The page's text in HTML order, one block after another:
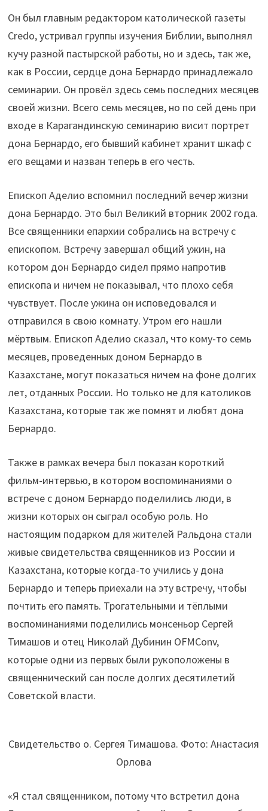
Он был главным редактором католической газеты
Credo, устривал группы изучения Библии, выполнял
кучу разной пастырской работы, но и здесь, так же,
как в России, сердце дона Бернардо принадлежало
семинарии. Он провёл здесь семь последних месяцев
своей жизни. Всего семь месяцев, но по сей день при
входе в Карагандинскую семинарию висит портрет
дона Бернардо, его бывший кабинет хранит шкаф с
его вещами и назван теперь в его честь.
Епископ Аделио вспомнил последний вечер жизни
дона Бернардо. Это был Великий вторник 2002 года.
Все священники епархии собрались на встречу с
епископом. Встречу завершал общий ужин, на
котором дон Бернардо сидел прямо напротив
епископа и ничем не показывал, что плохо себя
чувствует. После ужина он исповедовался и
отправился в свою комнату. Утром его нашли
мёртвым. Епископ Аделио сказал, что кому-то семь
месяцев, проведенных доном Бернардо в
Казахстане, могут показаться ничем на фоне долгих
лет, отданных России. Но только не для католиков
Казахстана, которые так же помнят и любят дона
Бернардо.
Также в рамках вечера был показан короткий
фильм-интервью, в котором воспоминаниями о
встрече с доном Бернардо поделились люди, в
жизни которых он сыграл особую роль. Но
настоящим подарком для жителей Ральдона стали
живые свидетельства священников из России и
Казахстана, которые когда-то учились у дона
Бернардо и теперь приехали на эту встречу, чтобы
почтить его память. Трогательными и тёплыми
воспоминаниями поделились монсеньор Сергей
Тимашов и отец Николай Дубинин OFMConv,
которые одни из первых были рукоположены в
священнический сан после долгих десятилетий
Советской власти.
Свидетельство о. Сергея Тимашова. Фото: Анастасия
Орлова
«Я стал священником, потому что встретил дона